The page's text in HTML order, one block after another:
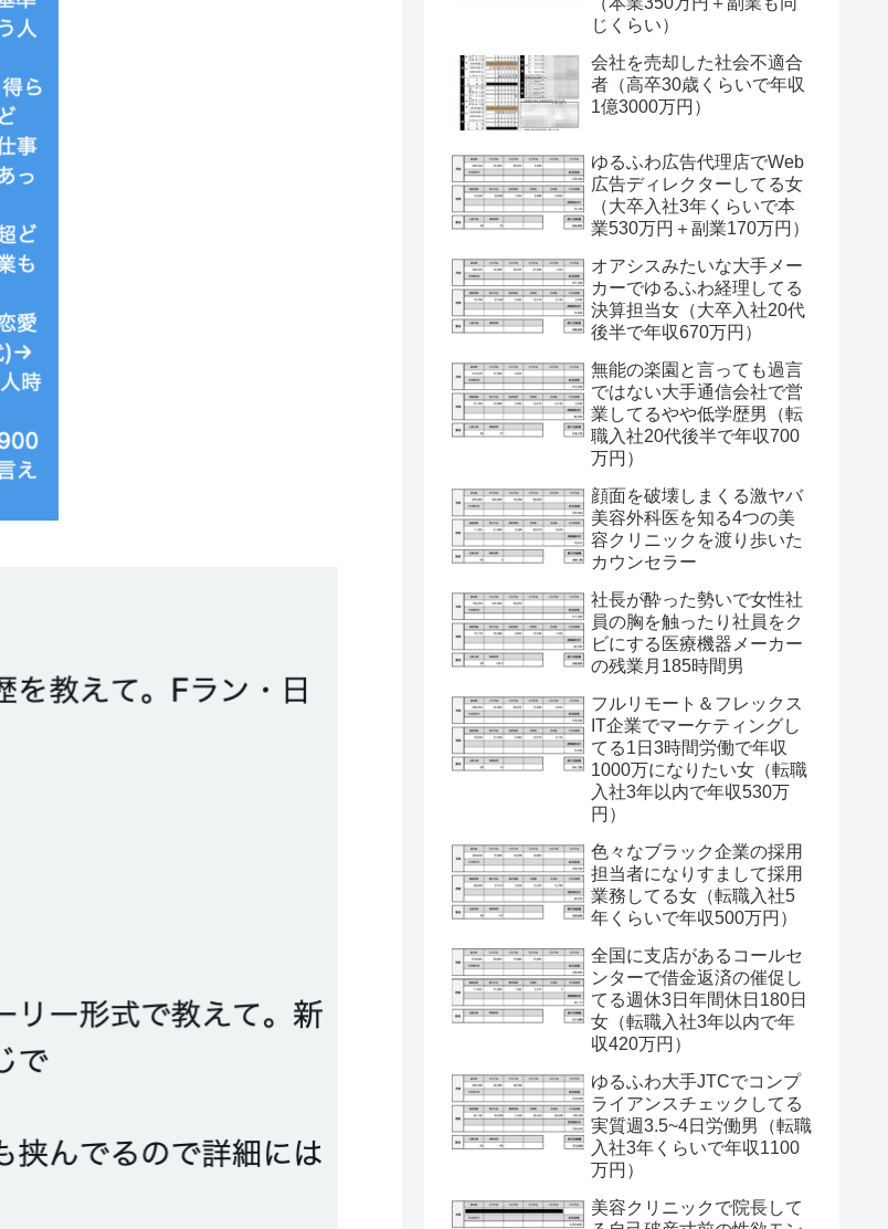
じくらい）
会社を売却した社会不適合
者（高卒30歳くらいで年収
1億3000万円）
ゆるふわ広告代理店でWeb
広告ディレクターしてる女
（大卒入社3年くらいで本
業530万円＋副業170万円）
オアシスみたいな大手メー
カーでゆるふわ経理してる
決算担当女（大卒入社20代
後半で年収670万円）
無能の楽園と言っても過言
ではない大手通信会社で営
業してるやや低学歴男（転
職入社20代後半で年収700
万円）
顔面を破壊しまくる激ヤバ
美容外科医を知る4つの美
容クリニックを渡り歩いた
カウンセラー
社長が酔った勢いで女性社
員の胸を触ったり社員をク
ビにする医療機器メーカー
の残業月185時間男
フルリモート＆フレックス
IT企業でマーケティングし
てる1日3時間労働で年収
1000万になりたい女（転職
入社3年以内で年収530万
円）
色々なブラック企業の採用
担当者になりすまして採用
業務してる女（転職入社5
年くらいで年収500万円）
全国に支店があるコールセ
ンターで借金返済の催促し
てる週休3日年間休日180日
女（転職入社3年以内で年
収420万円）
ゆるふわ大手JTCでコンプ
ライアンスチェックしてる
実質週3.5~4日労働男（転職
入社3年くらいで年収1100
万円）
美容クリニックで院長して